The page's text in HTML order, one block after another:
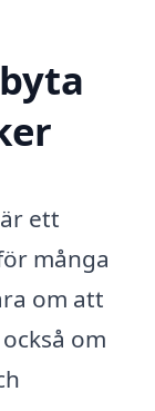
är ett
många
om att
om